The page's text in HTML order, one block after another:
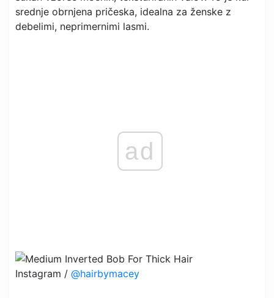
srednje obrnjena pričeska, idealna za ženske z
debelimi, neprimernimi lasmi.
ad
Instagram / @hairbymacey